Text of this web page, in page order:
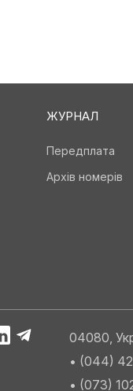
ЖУРНАЛ
Передплата
Архів номерів
04080,
• (044)
• (073)